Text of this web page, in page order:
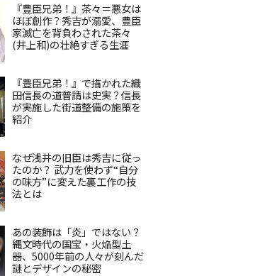
『豊臣兄弟！』茶々＝悪女は
ほぼ創作？秀吉が溺愛、豊臣
家滅亡を背負わされた茶々
(井上和)の壮絶すぎる生涯
『豊臣兄弟！』で描かれた織
田信長の道普請は史実？信長
が実施した街道整備の施策を
紹介
なぜ浅井の旧臣は秀吉に従っ
たのか？ 武力を使わず“自分
の味方”に変えた裏工作の技
法とは
あの装飾は「炎」ではない？
縄文時代の国宝・火焔型土
器、5000年前の人々が刻んだ
謎とデザインの秘密